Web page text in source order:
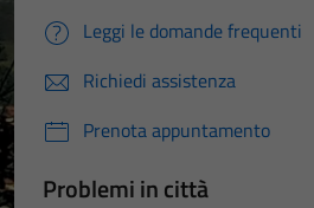
Leggi le domande frequenti
Richiedi assistenza
Prenota appuntamento
Problemi in città